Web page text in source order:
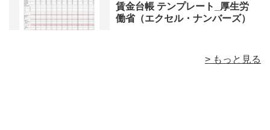
賃金台帳 テンプレート_厚生労
働省（エクセル・ナンバーズ）
> もっと見る